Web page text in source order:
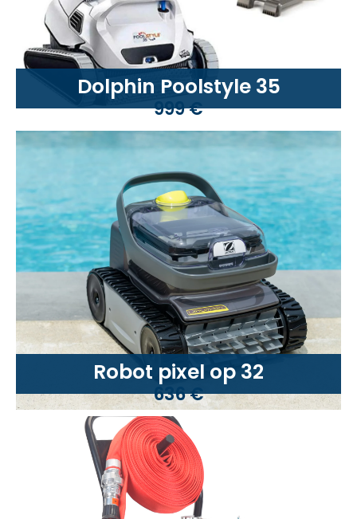
Dolphin Poolstyle 35
999 €
Robot pixel op 32
636 €